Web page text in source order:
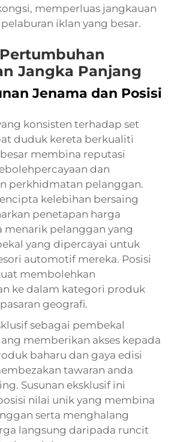
memperluas jangkauan
iklan yang besar.
Jangka Panjang
Jenama dan Posisi
konsisten terhadap set
duduk kereta berkualiti
membina reputasi
dan
perkhidmatan pelanggan.
kelebihan bersaing
penetapan harga
menarik pelanggan yang
yang dipercayai untuk
automotif mereka. Posisi
membolehkan
ke dalam kategori produk
geografi.
sebagai pembekal
memberikan akses kepada
baharu dan gaya edisi
tawaran anda
Susunan eksklusif ini
nilai unik yang membina
serta menghalang
langsung daripada runcit